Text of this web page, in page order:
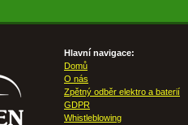
Hlavní navigace:
Domů
O nás
Zpětný odběr elektro a baterií
GDPR
Whistleblowing